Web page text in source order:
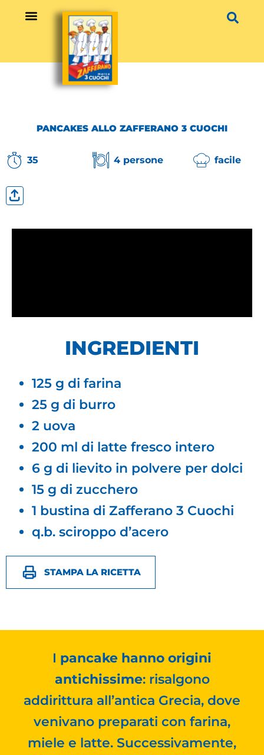
PANCAKES ALLO ZAFFERANO 3 CUOCHI
35 4 persone facile
INGREDIENTI
125 g di farina
25 g di burro
2 uova
200 ml di latte fresco intero
6 g di lievito in polvere per dolci
15 g di zucchero
1 bustina di Zafferano 3 Cuochi
q.b. sciroppo d’acero
STAMPA LA RICETTA
I pancake hanno origini
antichissime: risalgono
addirittura all’antica Grecia, dove
venivano preparati con farina,
miele e latte. Successivamente,